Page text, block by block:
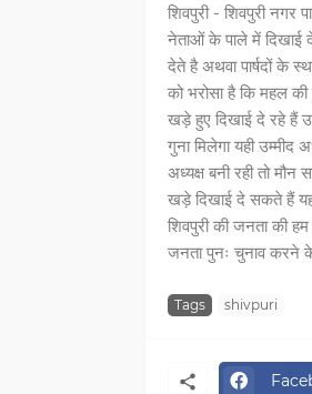
शिवपुरी - शिवपुरी नगर
नेताओं के पाले में दिखाई
देते है अथवा पार्षदों के
को भरोसा है कि महल की
खड़े हुए दिखाई दे रहे हैं
गुना मिलेगा यही उम्मीद
अध्यक्ष बनी रही तो
खड़े दिखाई दे सकते हैं यह
शिवपुरी की जनता की हम
जनता पुनः चुनाव करने
Tags shivpuri